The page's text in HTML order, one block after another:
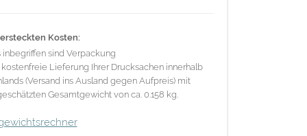
Kosten:
inbegriffen sind Verpackung
Lieferung Ihrer Drucksachen innerhalb
(Versand ins Ausland gegen Aufpreis) mit
Gesamtgewicht von ca. 0.158 kg.